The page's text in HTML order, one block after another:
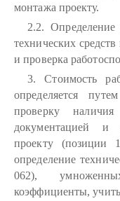
монтажа проекту.
2.2. Определение
технических
и проверка
3. Стоимость
определяется
проверку
документацией и
проекту
определение
062),
коэффициенты,